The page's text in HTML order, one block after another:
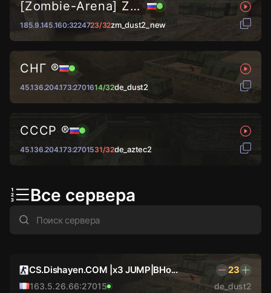
[Zombie-Arena] Zombie KPOBOC...
185.9.145.160:3224723/32zm_dust2_new
СНГ ®
45.136.204.173:2701614/32de_dust2
СССР ®
45.136.204.173:2701531/32de_aztec2
Все сервера
CS.Dishayen.COM |x3 JUMP|BHo... 23
163.5.26.66:27015 de_dust2